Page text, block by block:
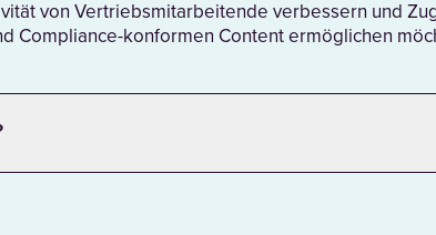
von Vertriebsmitarbeitende verbessern und
Compliance-konformen Content ermöglichen